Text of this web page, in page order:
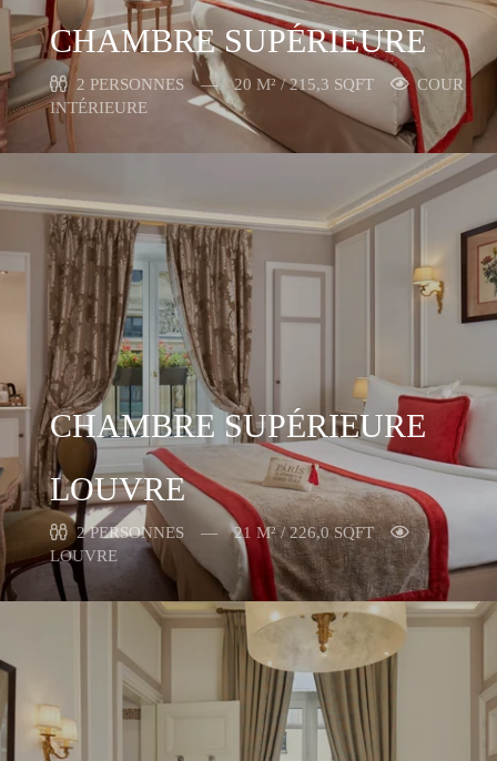
CHAMBRE SUPÉRIEURE
2 PERSONNES 20 M² / 215,3 SQFT
COUR
INTÉRIEURE
CHAMBRE SUPÉRIEURE
LOUVRE
2 PERSONNES
21 M² / 226,0 SQFT
LOUVRE